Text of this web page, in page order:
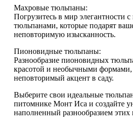
Махровые тюльпаны:
Погрузитесь в мир элегантности
тюльпанами, которые подарят
неповторимую изысканность.
Пионовидные тюльпаны:
Разнообразие пионовидных
красотой и необычными формами,
неповторимый акцент в саду.
Выберите свои идеальные
питомнике Монт Иса и создайте
наполненный разнообразием этих